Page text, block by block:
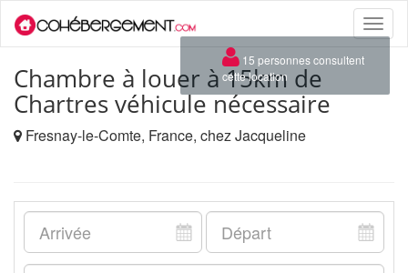
Toggle
Chambre à louer à 15km de
Chartres véhicule nécessaire
Fresnay-le-Comte, France, chez Jacqueline
×
15 personnes consultent
cette location